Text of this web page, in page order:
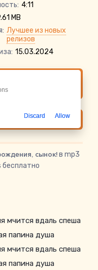
4:11
MB
Лучшее из новых
релизов
15.03.2024
- С Днем рождения,
сынок!в mp3
бесплатно
мчится вдаль спеша
папина душа
мчится вдаль спеша
папина душа
Discard Allow